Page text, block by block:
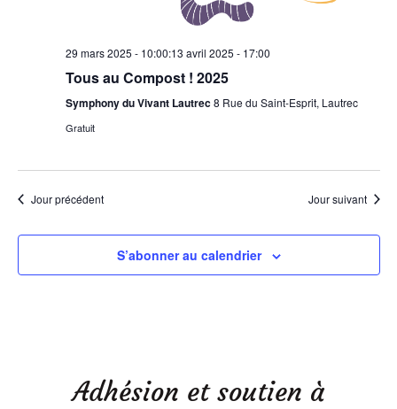
29 mars 2025 - 10:00:13 avril 2025 - 17:00
Tous au Compost ! 2025
Symphony du Vivant Lautrec8 Rue du Saint-Esprit, Lautrec
Gratuit
Jour précédent Jour suivant
S’abonner au calendrier
Adhésion et soutien à